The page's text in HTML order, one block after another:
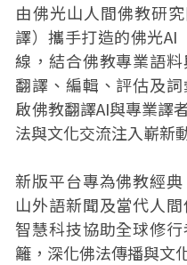
由佛光山人間佛教研
譯）攜手打造的佛光AI
線，結合佛教專業語
翻譯、編輯、評估及
啟佛教翻譯AI與專業譯
法與文化交流注入嶄新
新版平台專為佛教經
山外語新聞及當代人
智慧科技協助全球修
籬，深化佛法傳播與文